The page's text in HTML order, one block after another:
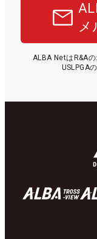
メ
ALBA NetはR&A
USLPGA